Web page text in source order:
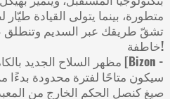
متطورة، بينما يتولى القيادة
تشقّ طريقك عبر السديم
خاطفة!